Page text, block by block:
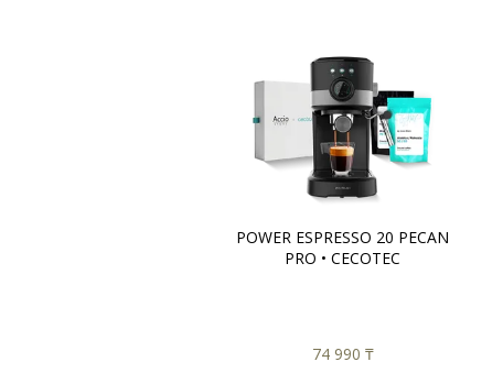
POWER ESPRESSO 20 PECAN
PRO • CECOTEC
74 990 ₸